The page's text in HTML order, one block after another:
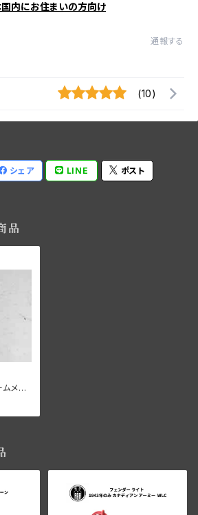
国内にお住まいの方向け
通報する
(10)
シェア LINE ポスト
品
メッ